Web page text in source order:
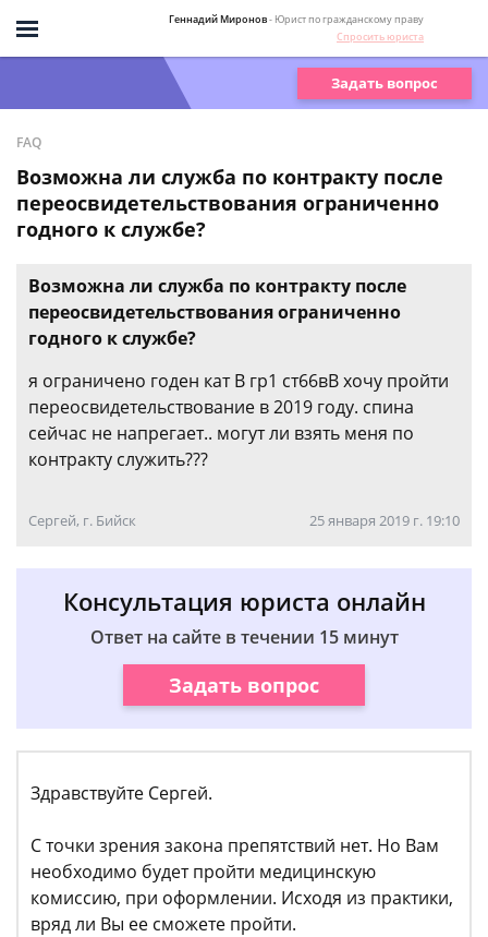
Геннадий Миронов- Юрист по гражданскому праву
Спросить юриста
Задать вопрос
FAQ
Возможна ли служба по контракту после
переосвидетельствования ограниченно
годного к службе?
Возможна ли служба по контракту после
переосвидетельствования ограниченно
годного к службе?
я ограничено годен кат В гр1 ст66вВ хочу пройти
переосвидетельствование в 2019 году. спина
сейчас не напрегает.. могут ли взять меня по
контракту служить???
Сергей, г. Бийск 25 января 2019 г. 19:10
Консультация юриста онлайн
Ответ на сайте в течении 15 минут
Задать вопрос
Здравствуйте Сергей.
С точки зрения закона препятствий нет. Но Вам
необходимо будет пройти медицинскую
комиссию, при оформлении. Исходя из практики,
вряд ли Вы ее сможете пройти.